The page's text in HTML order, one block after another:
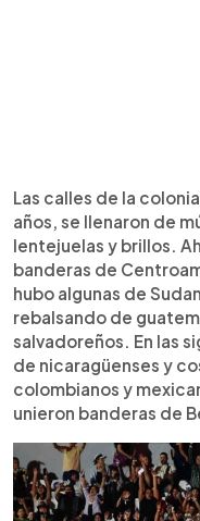
Las calles de la
años, se llenaron de
lentejuelas y brillos.
banderas de
hubo algunas de
rebalsando de
salvadoreños. En las
de nicaragüenses y
colombianos y
unieron banderas de